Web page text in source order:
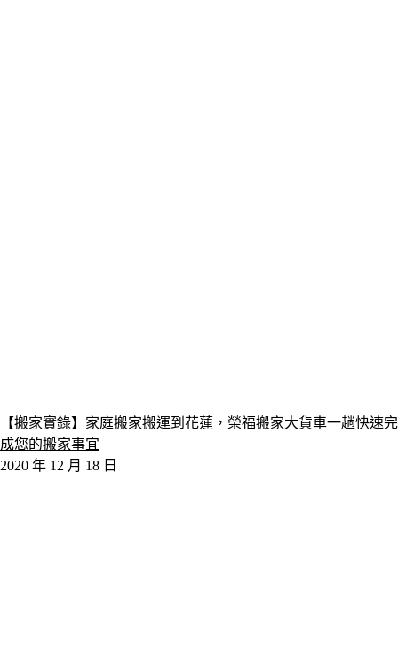
【搬家實錄】家庭搬家搬運到花蓮，榮福搬家大貨車一趟快速完
成您的搬家事宜
2020 年 12 月 18 日